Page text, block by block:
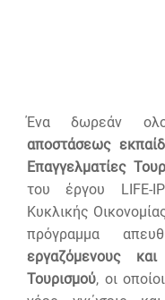
Ένα δωρεάν
αποστάσεως
Επαγγελματίες
του έργου LIFE-
Κυκλικής
πρόγραμμα
εργαζόμενους
Τουρισμού, οι